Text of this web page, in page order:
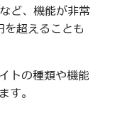
ど、機能が非常
超えることも
トの種類や機能
す。